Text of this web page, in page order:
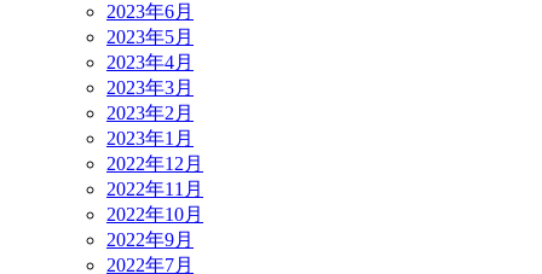
2023年6月
2023年5月
2023年4月
2023年3月
2023年2月
2023年1月
2022年12月
2022年11月
2022年10月
2022年9月
2022年7月